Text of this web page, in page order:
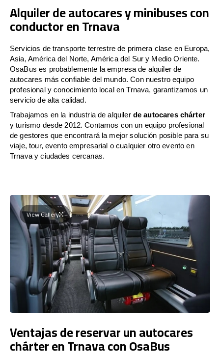
Alquiler de autocares y minibuses con
conductor en Trnava
Servicios de transporte terrestre de primera clase en Europa,
Asia, América del Norte, América del Sur y Medio Oriente.
OsaBus es probablemente la empresa de alquiler de
autocares más confiable del mundo. Con nuestro equipo
profesional y conocimiento local en Trnava, garantizamos un
servicio de alta calidad.
Trabajamos en la industria de alquiler de autocares chárter
y turismo desde 2012. Contamos con un equipo profesional
de gestores que encontrará la mejor solución posible para su
viaje, tour, evento empresarial o cualquier otro evento en
Trnava y ciudades cercanas.
View Gallery
Ventajas de reservar un autocares
chárter en Trnava con OsaBus